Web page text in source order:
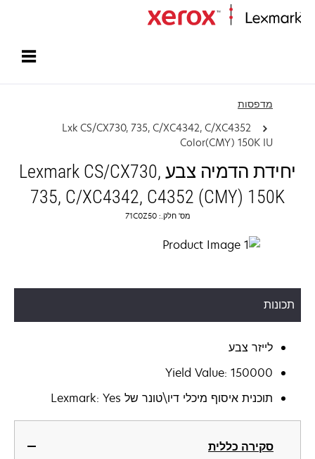
מדפסות
Lxk CS/CX730, 735, C/XC4342, C/XC4352
Color(CMY) 150K IU
יחידת הדמיה צבע Lexmark CS/CX730,
735, C/XC4342, C4352 (CMY) 150K
מס' חלק.: 71C0Z50
תכונות
לייזר צבע
Yield Value: 150000
תוכנית איסוף מיכלי דיו\טונר של Lexmark: Yes
סקירה כללית